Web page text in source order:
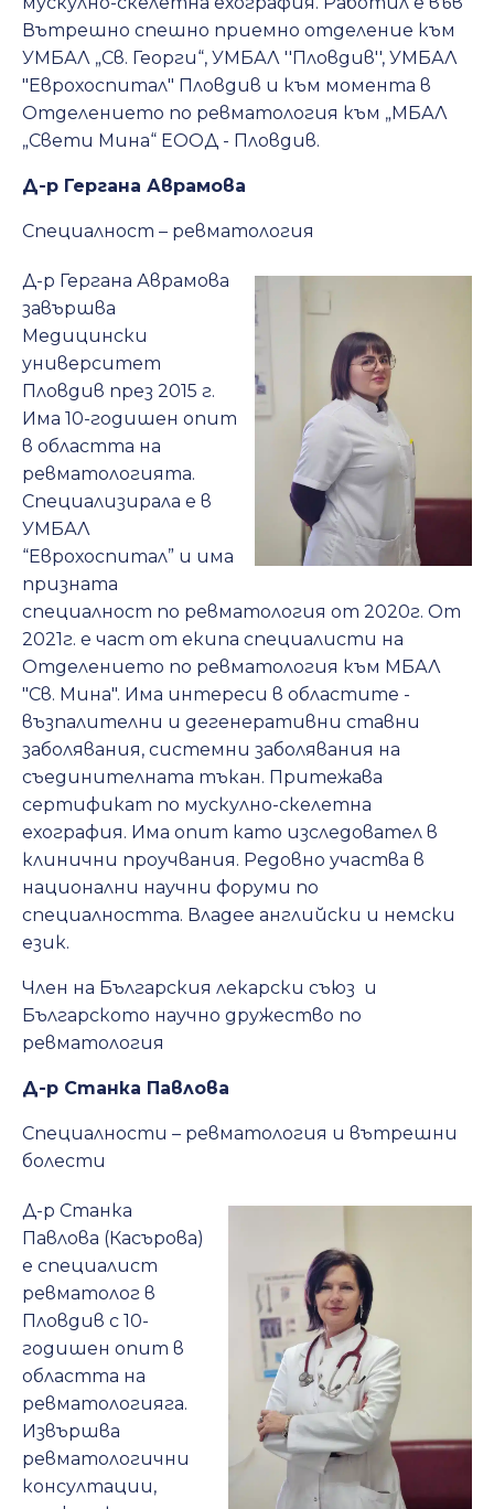
Вътрешно спешно приемно отделение към
УМБАЛ „Св. Георги“, УМБАЛ ''Пловдив'', УМБАЛ
"Еврохоспитал" Пловдив и към момента в
Отделението по ревматология към „МБАЛ
„Свети Мина“ ЕООД - Пловдив.
Д-р Гергана Аврамова
Специалност – ревматология
Д-р Гергана Аврамова
завършва
Медицински
университет
Пловдив през 2015 г.
Има 10-годишен опит
в областта на
ревматологията.
Специализирала е в
УМБАЛ
“Eврохоспитал” и има
призната
специалност по ревматология от 2020г. От
2021г. е част от екипа специалисти на
Отделението по ревматология към МБАЛ
"Св. Мина". Има интереси в областите -
възпалителни и дегенеративни ставни
заболявания, системни заболявания на
съединителната тъкан. Притежава
сертификат по мускулно-скелетна
ехография. Има опит като изследовател в
клинични проучвания. Редовно участва в
национални научни форуми по
специалността. Владее английски и немски
език.
Член на Българския лекарски съюз и
Българското научно дружество по
ревматология
Д-р Станка Павлова
Специалности – ревматология и вътрешни
болести
Д-р Станка
Павлова (Касърова)
е специалист
ревматолог в
Пловдив с 10-
годишен опит в
областта на
ревматологияга.
Извършва
ревматологични
консултации,